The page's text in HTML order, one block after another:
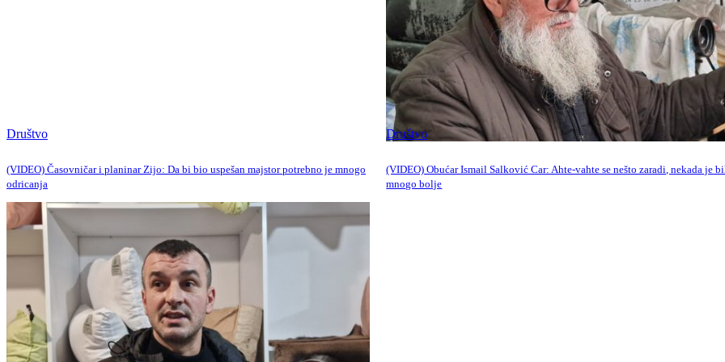
Društvo
(VIDEO) Časovničar i planinar Zijo: Da bi bio uspešan majstor potrebno je mnogo
odricanja
Društvo
(VIDEO) Obućar Ismail Salković Car: Ahte-vahte se nešto zaradi, nekada je
mnogo bolje